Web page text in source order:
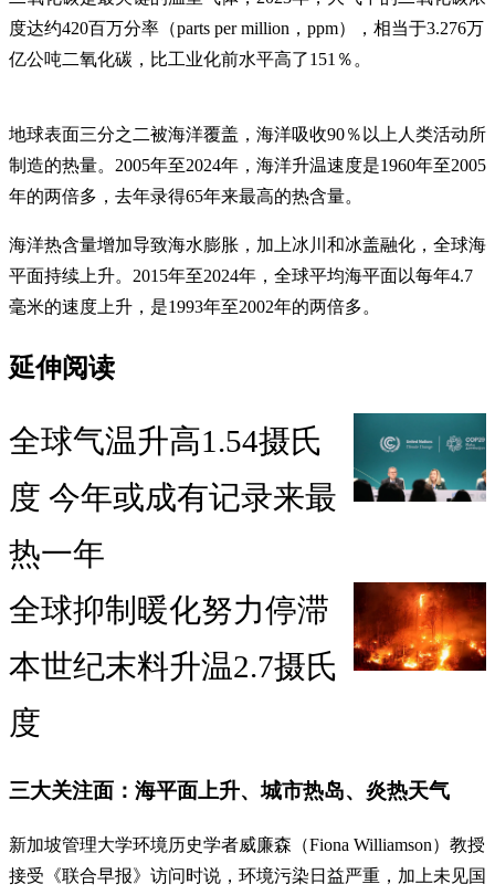
度达约420百万分率（parts per million，ppm），相当于3.276万
亿公吨二氧化碳，比工业化前水平高了151％。
地球表面三分之二被海洋覆盖，海洋吸收90％以上人类活动所
制造的热量。2005年至2024年，海洋升温速度是1960年至2005
年的两倍多，去年录得65年来最高的热含量。
海洋热含量增加导致海水膨胀，加上冰川和冰盖融化，全球海
平面持续上升。2015年至2024年，全球平均海平面以每年4.7
毫米的速度上升，是1993年至2002年的两倍多。
延伸阅读
全球气温升高1.54摄氏
度 今年或成有记录来最
热一年
全球抑制暖化努力停滞
本世纪末料升温2.7摄氏
度
三大关注面：海平面上升、城市热岛、炎热天气
新加坡管理大学环境历史学者威廉森（Fiona Williamson）教授
接受《联合早报》访问时说，环境污染日益严重，加上未见国